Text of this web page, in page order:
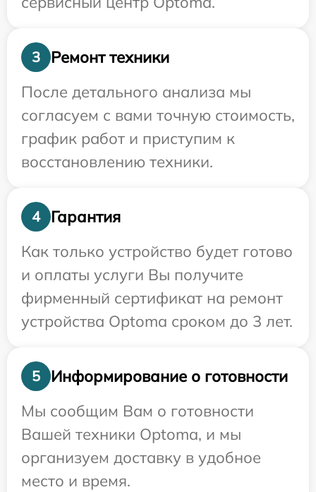
3
Ремонт техники
После детального анализа мы
согласуем с вами точную стоимость,
график работ и приступим к
восстановлению техники.
4
Гарантия
Как только устройство будет готово
и оплаты услуги Вы получите
фирменный сертификат на ремонт
устройства Optoma сроком до 3 лет.
5
Информирование о готовности
Мы сообщим Вам о готовности
Вашей техники Optoma, и мы
организуем доставку в удобное
место и время.